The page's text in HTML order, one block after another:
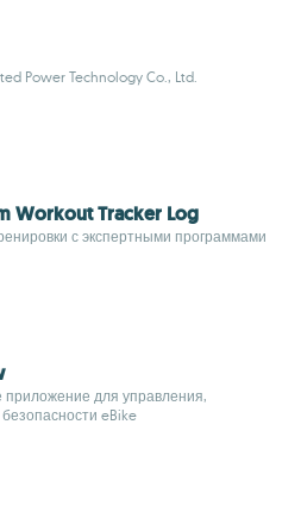
Power Technology Co., Ltd.
Workout Tracker Log
с экспертными программами
приложение для управления,
eBike